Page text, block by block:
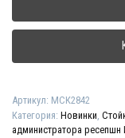
Артикул: МСК2842
Категория: Новинки
администратора ресепшн